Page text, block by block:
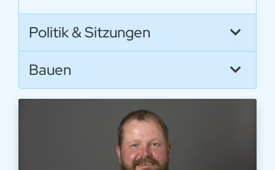
Politik & Sitzungen
Bauen